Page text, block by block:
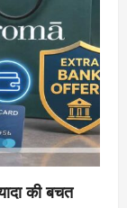
की बचत